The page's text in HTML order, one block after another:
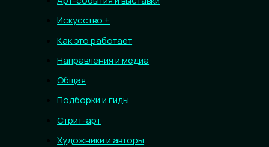
Искусство +
Как это работает
Направления и медиа
Общая
Подборки и гиды
Стрит-арт
Художники и авторы